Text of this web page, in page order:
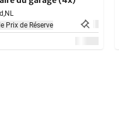
NL
Prix de Réserve